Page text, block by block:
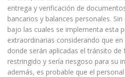
entrega y verificación de
bancarios y balances personales.
bajo las cuales se implementa esta
extraordinarias considerando que
donde serán aplicadas el tránsito de
restringido y sería riesgoso para su
además, es probable que el